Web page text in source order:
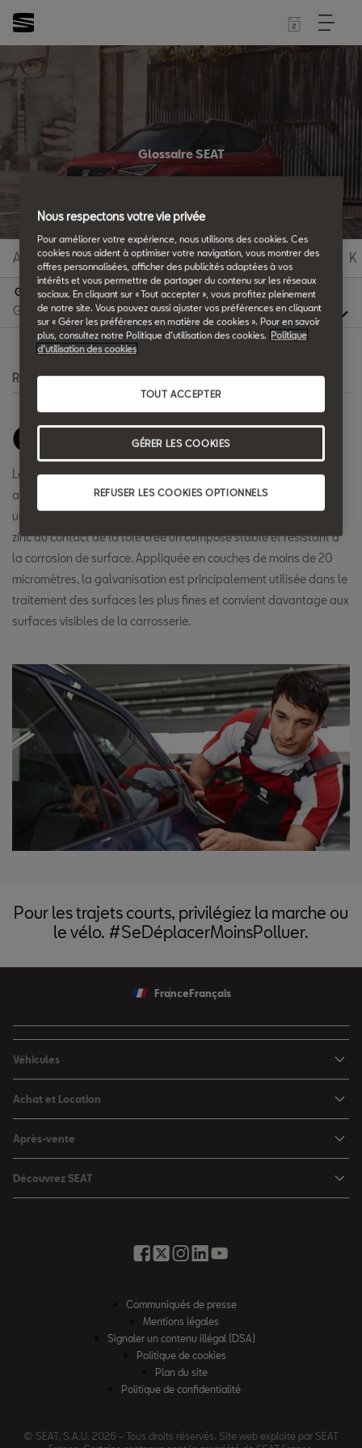
Glossaire SEAT
A B C D E F G H I J K
G
Recherche
Galvanisation
La galvanisation est la méthode la plus fiable de protection
anticorrosion de la tôlerie. La galvanisation consiste à recouvrir
une pièce métallique d'une fine couche de zinc. La réaction du
zinc au contact de la tôle crée un composé stable et résistant à
la corrosion de surface. Appliquée en couches de moins de 20
micromètres, la galvanisation est principalement utilisée dans le
traitement des surfaces les plus fines et convient davantage aux
surfaces visibles de la carrosserie.
Pour les trajets courts, privilégiez la marche ou
le vélo. #SeDéplacerMoinsPolluer.
France Français
Véhicules
Nouvelle Arona
Leon 5 portes
Leon Sportstourer
Ateca
Achat et Location
Nos offres du moment
Nos SEAT neuves en stock
Après-vente
Services en ligne SEAT CONNECT
Rappel des airbags Takata
Contrat d'entretien SEAT
Nos offres entretien
Découvrez SEAT
Glossaire des termes auto
Règlement européen sur les données
Communiqués de presse
Mentions légales
Signaler un contenu illégal (DSA)
Politique de cookies
Plan du site
Politique de confidentialité
© SEAT, S.A.U. 2026 – Tous droits réservés. Site web exploité par SEAT
Nous respectons votre vie privée
Pour améliorer votre expérience, nous utilisons des cookies. Ces
cookies nous aident à optimiser votre navigation, vous montrer des
offres personnalisées, afficher des publicités adaptées à vos
intérêts et vous permettre de partager du contenu sur les réseaux
sociaux. En cliquant sur « Tout accepter », vous profitez pleinement
de notre site. Vous pouvez aussi ajuster vos préférences en cliquant
sur « Gérer les préférences en matière de cookies ». Pour en savoir
plus, consultez notre Politique d’utilisation des cookies.
Politique
d’utilisation des cookies
REFUSER LES COOKIES OPTIONNELS
TOUT ACCEPTER
GÉRER LES COOKIES